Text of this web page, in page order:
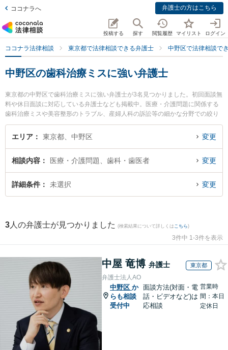
ココナラへ 弁護士の方はこちら
投稿する 探す 閲覧履歴 マイリスト ログイン
ココナラ法律相談 東京都で法律相談できる弁護士 中野区で法律相談で
中野区の歯科治療ミスに強い弁護士
東京都の中野区で歯科治療ミスに強い弁護士が3名見つかりました。初回面談無
料や休日面談に対応している弁護士なども掲載中。医療・介護問題に関係する
歯科治療ミスや美容整形のトラブル、産婦人科の訴訟等の細かな分野での絞り
込み検索もでき便利です。特に星雄介法律事務所の星 雄介弁護士や海陽法律事
務所の田邊 裕之弁護士、田中賢規法律事務所の田中 賢規弁護士のプロフィール
スのトラブル解決の実績豊富な近くの弁護士を検索したい』『初回相談無料で
歯科治療ミスを法律相談できる中野区内の弁護士に相談予約したい』などでお
困りの相談者さんにおすすめです。
エリア 東京都、中野区 変更
相談内容 医療・介護問題、歯科・歯医者 変更
詳細条件 未選択 変更
3 人の弁護士が見つかりました (検索結果について詳しくは こちら)
3件中 1-3件を表示
中屋 竜博 弁護士 東京都
弁護士法人AO
中野区 か
らも相談
受付中
面談方法(対面・電
話・ビデオなど)は
応相談
営業時
間：本日
定休日